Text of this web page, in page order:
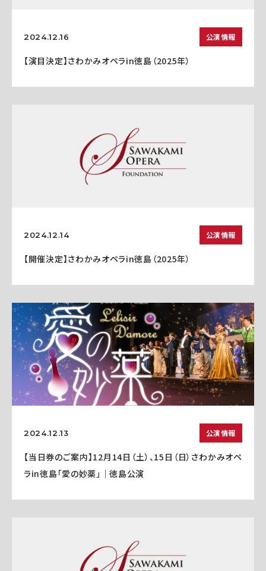
2024.12.16 公演情報
【演目決定】さわかみオペラin徳島（2025年）
2024.12.14 公演情報
【開催決定】さわかみオペラin徳島（2025年）
2024.12.13 公演情報
【当日券のご案内】12月14日（土）、15日（日）さわかみオペ
ラin徳島「愛の妙薬」｜徳島公演